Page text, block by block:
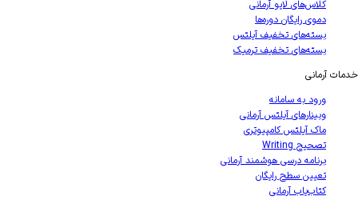
کلاس‌های لایو آرمانی
دموی رایگان دوره‌ها
بسته‌های تخفیف آیلتس
بسته‌های تخفیف ترمیک
خدمات آرمانی
ورود به سامانه
وبینارهای آیلتس آرمانی
ماک آیلتس کامپیوتری
تصحیح Writing
برنامه درسی هوشمند آرمانی
تعیین سطح رایگان
کتاب‌یاب آرمانی